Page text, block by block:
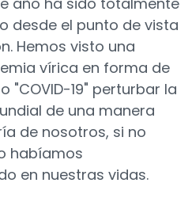
desde el punto de vista
Hemos visto una
vírica en forma de
"COVID-19" perturbar la
de una manera
de nosotros, si no
habíamos
en nuestras vidas.